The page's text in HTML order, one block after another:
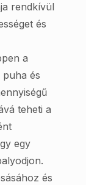
rendkívül
és
a
és
teheti a
egy
és